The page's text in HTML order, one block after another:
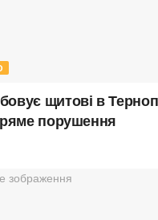
щитові в
порушення